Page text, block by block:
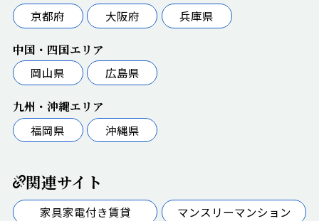
京都府
大阪府 兵庫県
中国・四国エリア
岡山県
広島県
九州・沖縄エリア
福岡県
沖縄県
関連サイト
家具家電付き賃貸
マンスリーマンション